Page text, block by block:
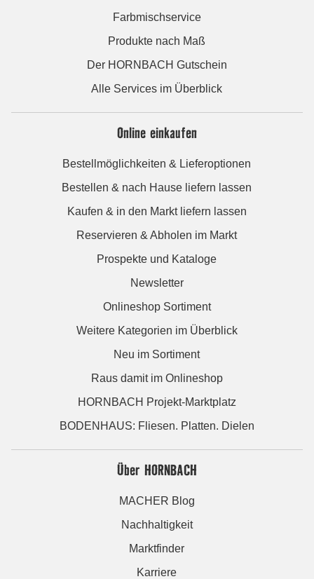
Farbmischservice
Produkte nach Maß
Der HORNBACH Gutschein
Alle Services im Überblick
Online einkaufen
Bestellmöglichkeiten & Lieferoptionen
Bestellen & nach Hause liefern lassen
Kaufen & in den Markt liefern lassen
Reservieren & Abholen im Markt
Prospekte und Kataloge
Newsletter
Onlineshop Sortiment
Weitere Kategorien im Überblick
Neu im Sortiment
Raus damit im Onlineshop
HORNBACH Projekt-Marktplatz
BODENHAUS: Fliesen. Platten. Dielen
Über HORNBACH
MACHER Blog
Nachhaltigkeit
Marktfinder
Karriere